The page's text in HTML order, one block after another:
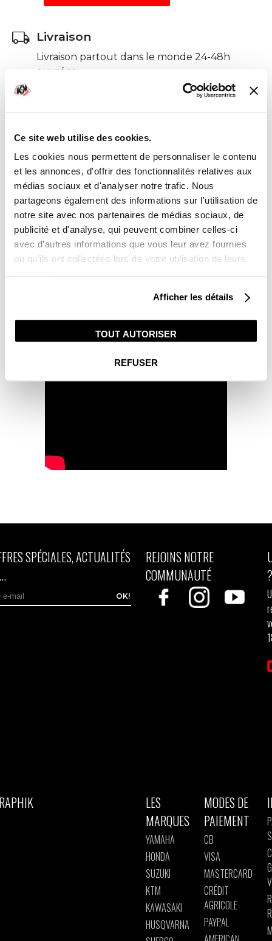
Ce site web utilise des cookies.
Les cookies nous permettent de personnaliser le contenu
et les annonces, d'offrir des fonctionnalités relatives aux
médias sociaux et d'analyser notre trafic. Nous
partageons également des informations sur l'utilisation de
notre site avec nos partenaires de médias sociaux, de
publicité et d'analyse, qui peuvent combiner celles-ci
avec d'autres informations que vous leur avez fournies
ou qu'ils ont collectées lors de votre utilisation de leurs
Afficher les détails
TOUT AUTORISER
REFUSER
Installation
 Livraison
Livraison partout dans le monde 24-48h
ouvrées
4x sans frais avec Paypal
 Retour et remboursement
Lien vers notre politique de remboursement
Une question ?
Une équipe vous répond du lundi au
03 85 30 30 24
SPÉCIALES, ACTUALITÉS
OK!
REJOINS NOTRE
COMMUNAUTÉ
?
LES
MARQUES
YAMAHA
HONDA
SUZUKI
KTM
KAWASAKI
HUSQVARNA
MODES DE
PAIEMENT
CB
VISA
MASTERCARD
CRÉDIT
AGRICOLE
PAYPAL